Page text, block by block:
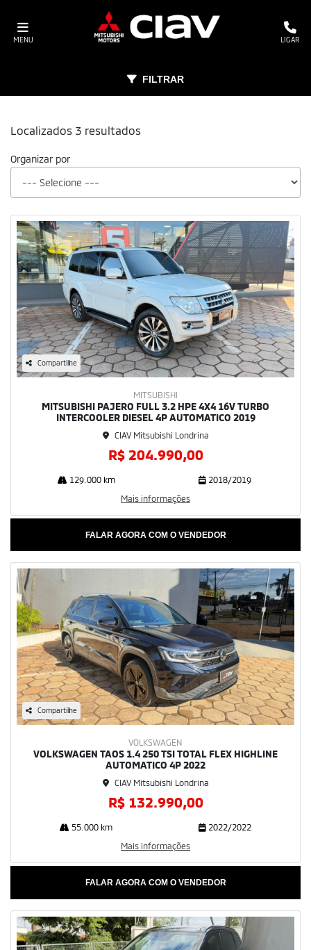
MENU LIGAR
Localizados 3 resultados
FILTRAR
Organizar por
Compartilhe
MITSUBISHI
MITSUBISHI PAJERO FULL 3.2 HPE 4X4 16V TURBO
INTERCOOLER DIESEL 4P AUTOMATICO 2019
CIAV Mitsubishi Londrina
R$ 204.990,00
129.000 km
2018/2019
Mais informações
FALAR AGORA COM O VENDEDOR
Compartilhe
VOLKSWAGEN
VOLKSWAGEN TAOS 1.4 250 TSI TOTAL FLEX HIGHLINE
AUTOMATICO 4P 2022
CIAV Mitsubishi Londrina
R$ 132.990,00
55.000 km
2022/2022
Mais informações
FALAR AGORA COM O VENDEDOR